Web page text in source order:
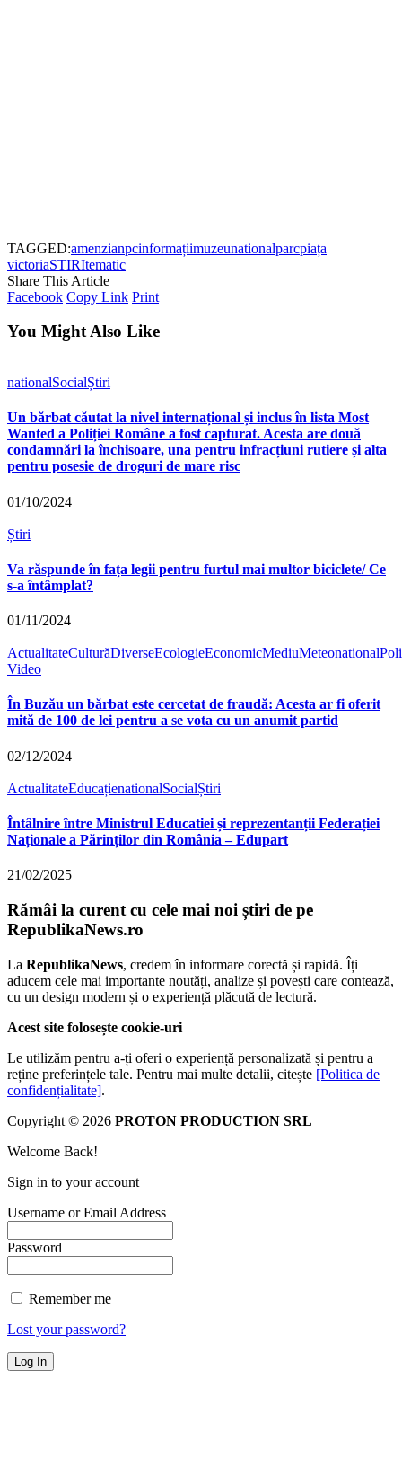
TAGGED:amenzianpcinformațiimuzeunationalparcpiața
victoriaSTIRItematic
Share This Article
Facebook Copy Link Print
You Might Also Like
nationalSocialȘtiri
Un bărbat căutat la nivel internațional și inclus în lista Most
Wanted a Poliției Române a fost capturat. Acesta are două
condamnări la închisoare, una pentru infracțiuni rutiere și alta
pentru posesie de droguri de mare risc
01/10/2024
Știri
Va răspunde în fața legii pentru furtul mai multor biciclete/ Ce
s-a întâmplat?
01/11/2024
ActualitateCulturăDiverseEcologieEconomicMediuMeteonational
Video
În Buzău un bărbat este cercetat de fraudă: Acesta ar fi oferit
mită de 100 de lei pentru a se vota cu un anumit partid
02/12/2024
ActualitateEducațienationalSocialȘtiri
Întâlnire între Ministrul Educatiei și reprezentanții Federației
Naționale a Părinților din România – Edupart
21/02/2025
Rămâi la curent cu cele mai noi știri de pe
RepublikaNews.ro
La RepublikaNews, credem în informare corectă și rapidă. Îți
aducem cele mai importante noutăți, analize și povești care contează,
cu un design modern și o experiență plăcută de lectură.
Acest site folosește cookie-uri
Le utilizăm pentru a-ți oferi o experiență personalizată și pentru a
reține preferințele tale. Pentru mai multe detalii, citește [Politica de
confidențialitate].
Copyright © 2026 PROTON PRODUCTION SRL
Welcome Back!
Sign in to your account
Username or Email Address
Password
Remember me
Lost your password?